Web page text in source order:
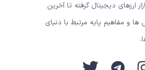
ارزهای دیجیتال گرفته تا آخرین
ها و مفاهیم پایه مرتبط با دنیای